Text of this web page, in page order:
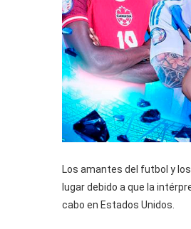
Los amantes del futbol y
lugar debido a que la
cabo en Estados Unidos.